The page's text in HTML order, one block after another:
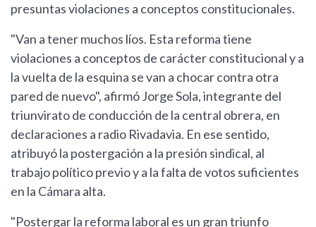
presuntas violaciones a conceptos constitucionales.
"Van a tener muchos líos. Esta reforma tiene
violaciones a conceptos de carácter constitucional y a
la vuelta de la esquina se van a chocar contra otra
pared de nuevo", afirmó Jorge Sola, integrante del
triunvirato de conducción de la central obrera, en
declaraciones a radio Rivadavia. En ese sentido,
atribuyó la postergación a la presión sindical, al
trabajo político previo y a la falta de votos suficientes
en la Cámara alta.
"Postergar la reforma laboral es un gran triunfo